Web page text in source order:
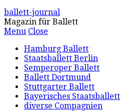
ballett-journal
Magazin für Ballett
Menu Close
Hamburg Ballett
Staatsballett Berlin
Semperoper Ballett
Ballett Dortmund
Stuttgarter Ballett
Bayerisches Staatsballett
diverse Compagnien